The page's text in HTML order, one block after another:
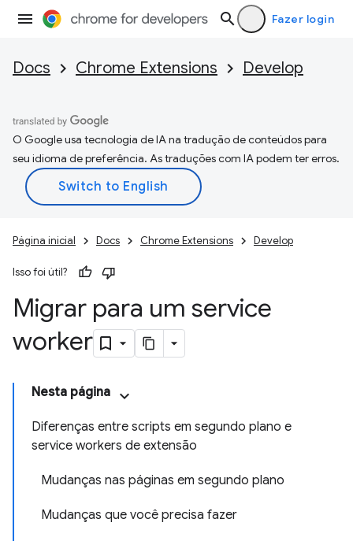
Fazer login
Docs Chrome Extensions Develop
O Google usa tecnologia de IA na tradução de conteúdos para
seu idioma de preferência. As traduções com IA podem ter erros.
Página inicial Docs Chrome Extensions Develop
Isso foi útil?
Migrar para um service
worker
Nesta página
Diferenças entre scripts em segundo plano e
service workers de extensão
Mudanças nas páginas em segundo plano
Mudanças que você precisa fazer